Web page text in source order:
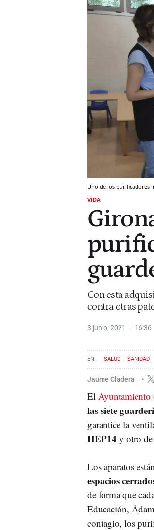
Uno de los purificadores
VIDA
Con esta
contra otras
3 junio, 2021 16:36
SALUD SANIDAD
Jaume Cladera
El Ayuntamiento
las siete
garantice la
HEP14 y otro
Los aparatos
espacios
de forma que
Educación,
contagio, los